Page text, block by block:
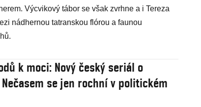
Výcvikový tábor se však zvrhne a i Tereza
nádhernou tatranskou flórou a faunou
k moci: Nový český seriál o
Nečasem se jen rochní v politickém